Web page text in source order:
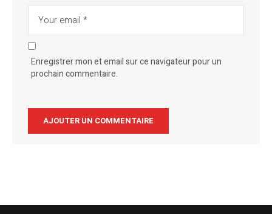
Enregistrer mon et email sur ce navigateur pour un
prochain commentaire.